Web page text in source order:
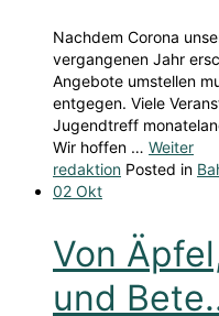
Nachdem Corona
vergangenen Jahr
Angebote umstellen
entgegen. Viele
Jugendtreff
Wir hoffen … Weiter
redaktion Posted in
02 Okt
Von
und